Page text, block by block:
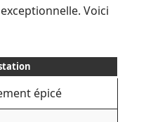
Voici
épicé